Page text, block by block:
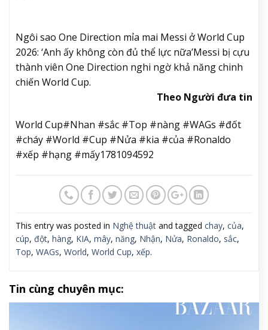
Ngôi sao One Direction mỉa mai Messi ở World Cup
2026: ‘Anh ấy không còn đủ thể lực nữa’Messi bị cựu
thành viên One Direction nghi ngờ khả năng chinh
chiến World Cup.
Theo Người đưa tin
World Cup#Nhan #sắc #Top #nàng #WAGs #đốt
#cháy #World #Cup #Nửa #kia #của #Ronaldo
#xếp #hạng #mấy1781094592
This entry was posted in Nghệ thuật and tagged chay, của,
cúp, đột, hàng, KIA, mây, năng, Nhận, Nửa, Ronaldo, sắc,
Top, WAGs, World, World Cup, xếp.
Tin cùng chuyên mục: